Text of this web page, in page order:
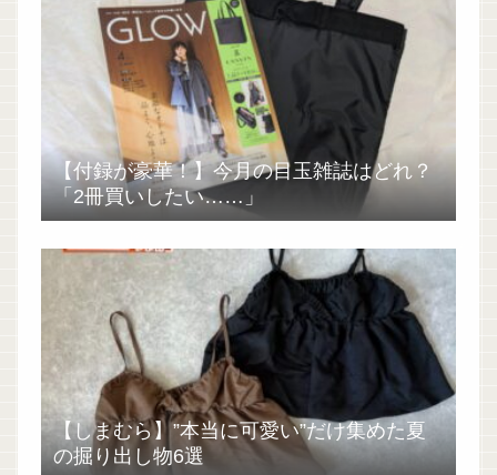
【付録が豪華！】今月の目玉雑誌はどれ？
「2冊買いしたい……」
【しまむら】”本当に可愛い”だけ集めた夏
の掘り出し物6選